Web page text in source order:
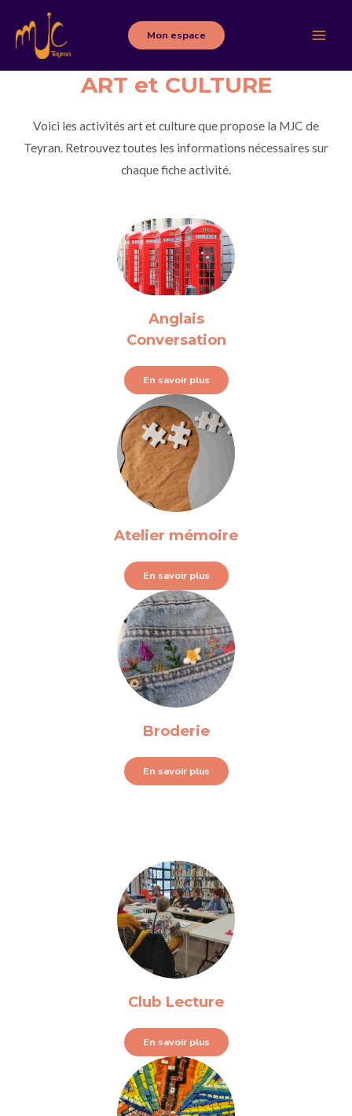
contenu
Mon espace
ART et CULTURE
Voici les activités art et culture que propose la MJC de
Teyran. Retrouvez toutes les informations nécessaires sur
chaque fiche activité.
Anglais
Conversation
En savoir plus
Atelier mémoire
En savoir plus
Broderie
En savoir plus
Club Lecture
En savoir plus